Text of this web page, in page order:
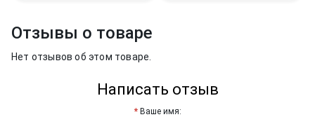
Отзывы о товаре
Нет отзывов об этом товаре.
Написать отзыв
Ваше имя: